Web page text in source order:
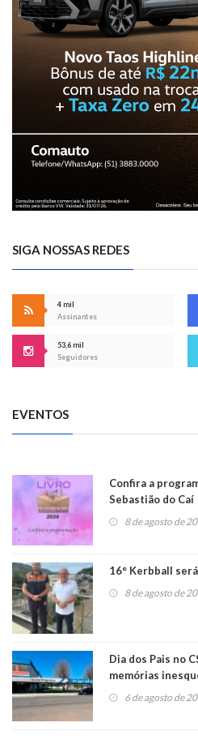
SIGA NOSSAS REDES
4 mil
Assinantes
53,6 mil
Seguidores
EVENTOS
Confira a
Sebastião do Caí
8 de agosto de
16° Kerbball
8 de agosto de
Dia dos Pais no
memórias
6 de agosto de